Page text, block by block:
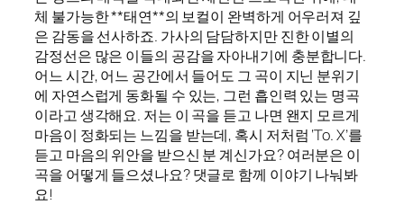
체 불가능한 **태연**의 보컬이 완벽하게 어우러져 깊
은 감동을 선사하죠. 가사의 담담하지만 진한 이별의
감정선은 많은 이들의 공감을 자아내기에 충분합니다.
어느 시간, 어느 공간에서 들어도 그 곡이 지닌 분위기
에 자연스럽게 동화될 수 있는, 그런 흡인력 있는 명곡
이라고 생각해요. 저는 이 곡을 듣고 나면 왠지 모르게
마음이 정화되는 느낌을 받는데, 혹시 저처럼 ‘To. X’를
듣고 마음의 위안을 받으신 분 계신가요? 여러분은 이
곡을 어떻게 들으셨나요? 댓글로 함께 이야기 나눠봐
요!